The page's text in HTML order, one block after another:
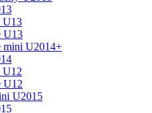
U13
U13
mini U2014+
U12
U12
U2015